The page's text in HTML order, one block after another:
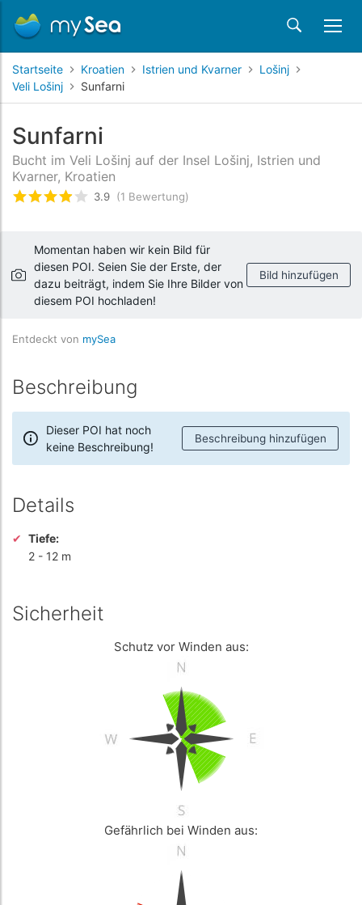
Startseite Kroatien Istrien und Kvarner
Lošinj
Veli Lošinj
Sunfarni
Sunfarni
Bucht im Veli Lošinj auf der Insel Lošinj, Istrien und
Kvarner, Kroatien
bewertet3.9/5 beyogen auf
3.9 (1 Bewertung)
Momentan haben wir kein Bild für
diesen POI. Seien Sie der Erste, der
dazu beiträgt, indem Sie Ihre Bilder von
diesem POI hochladen!
Bild hinzufügen
Entdeckt von mySea
Beschreibung
Dieser POI hat noch
keine Beschreibung!
Beschreibung hinzufügen
Details
Tiefe:
2 - 12 m
Sicherheit
Schutz vor Winden aus:
Gefährlich bei Winden aus: